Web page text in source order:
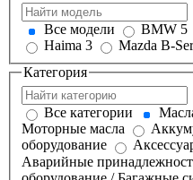
Все модели BMW 5
Haima 3
Mazda B-
Категория
Все категории
Моторные масла
оборудование
Аварийные